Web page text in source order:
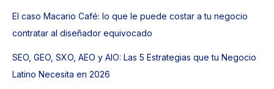
El caso Macario Café: lo que le puede costar a tu negocio
contratar al diseñador equivocado
SEO, GEO, SXO, AEO y AIO: Las 5 Estrategias que tu Negocio
Latino Necesita en 2026